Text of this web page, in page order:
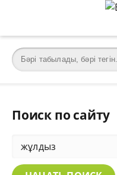
Поиск по сайту